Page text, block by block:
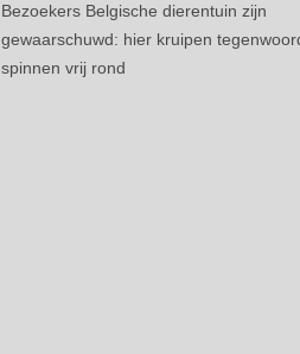
Bezoekers Belgische dierentuin zijn
gewaarschuwd: hier kruipen
spinnen vrij rond